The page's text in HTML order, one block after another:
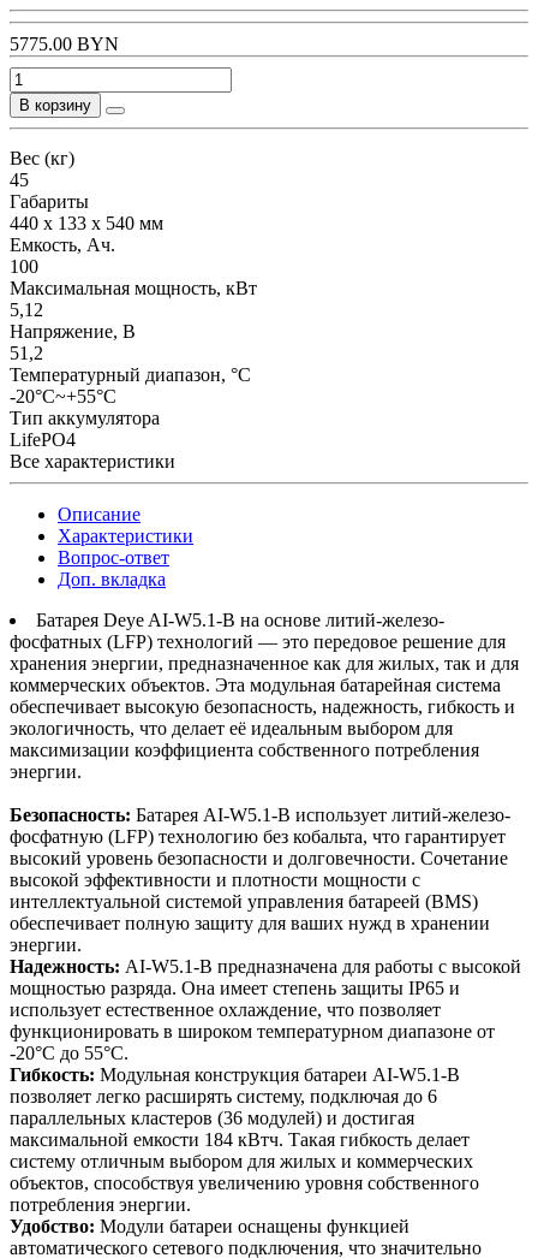
5775.00 BYN
В корзину
Вес (кг)
45
Габариты
440 x 133 x 540 мм
Емкость, Ач.
100
Максимальная мощность, кВт
5,12
Напряжение, В
51,2
Температурный диапазон, °C
-20°C~+55°C
Тип аккумулятора
LifePO4
Все характеристики
Описание
Характеристики
Вопрос-ответ
Доп. вкладка
Батарея Deye AI-W5.1-B на основе литий-железо-
фосфатных (LFP) технологий — это передовое решение для
хранения энергии, предназначенное как для жилых, так и для
коммерческих объектов. Эта модульная батарейная система
обеспечивает высокую безопасность, надежность, гибкость и
экологичность, что делает её идеальным выбором для
максимизации коэффициента собственного потребления
энергии.
Безопасность: Батарея AI-W5.1-B использует литий-железо-
фосфатную (LFP) технологию без кобальта, что гарантирует
высокий уровень безопасности и долговечности. Сочетание
высокой эффективности и плотности мощности с
интеллектуальной системой управления батареей (BMS)
обеспечивает полную защиту для ваших нужд в хранении
энергии.
Надежность: AI-W5.1-B предназначена для работы с высокой
мощностью разряда. Она имеет степень защиты IP65 и
использует естественное охлаждение, что позволяет
функционировать в широком температурном диапазоне от
-20°C до 55°C.
Гибкость: Модульная конструкция батареи AI-W5.1-B
позволяет легко расширять систему, подключая до 6
параллельных кластеров (36 модулей) и достигая
максимальной емкости 184 кВтч. Такая гибкость делает
систему отличным выбором для жилых и коммерческих
объектов, способствуя увеличению уровня собственного
потребления энергии.
Удобство: Модули батареи оснащены функцией
автоматического сетевого подключения, что значительно